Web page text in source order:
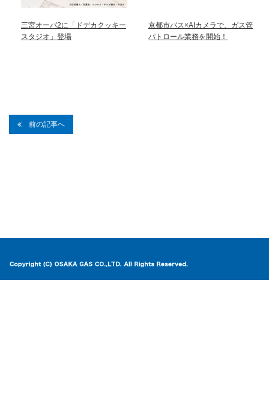
三宮オーパ2に「ドデカクッキー
スタジオ」登場
京都市バス×AIカメラで、ガス管
パトロール業務を開始！
前の記事へ